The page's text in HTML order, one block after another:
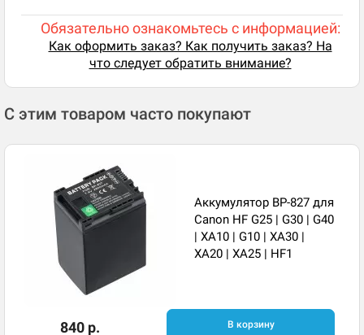
Обязательно ознакомьтесь с информацией:
Как оформить заказ? Как получить заказ? На
что следует обратить внимание?
С этим товаром часто покупают
Аккумулятор BP-827 для
Canon HF G25 | G30 | G40
| XA10 | G10 | XA30 |
XA20 | XA25 | HF1
840 р. В корзину